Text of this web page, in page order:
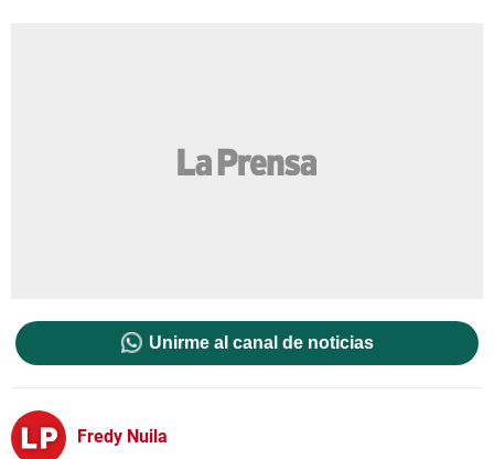
Unirme al canal de noticias
Fredy Nuila